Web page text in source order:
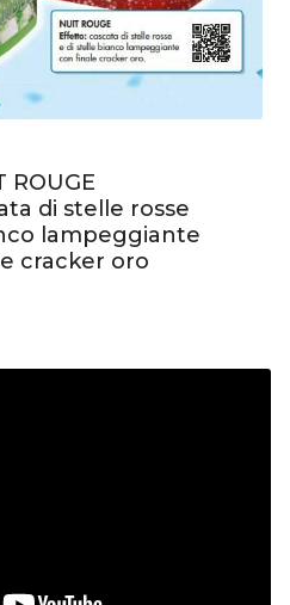
ROUGE
di stelle rosse
lampeggiante
cracker oro